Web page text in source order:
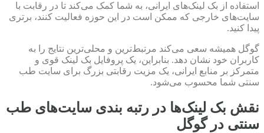
استفاده از بک لینک‌های ایرانی، به شما کمک می‌کند تا در رقابت با
سایت‌های خارجی که ممکن است در این حوزه فعالیت کنند، برتری
پیدا کنید.
گوگل همیشه سعی می‌کند مرتبط‌ترین و محلی‌ترین نتایج را به
کاربران خود نشان دهد. بنابراین، یک پروفایل بک لینک قوی و
متمرکز بر منابع ایرانی، یک مزیت رقابتی بزرگ برای سایت طب
سنتی شما محسوب می‌شود.
نقش بک لینک‌ها در رتبه بندی سایت‌های طب
سنتی در گوگل